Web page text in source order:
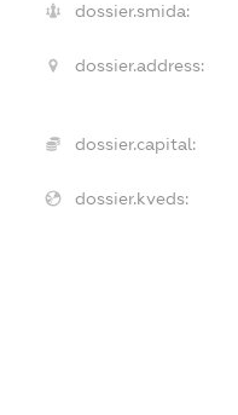
dossier.smida:
dossier.address:
dossier.capital:
dossier.kveds: